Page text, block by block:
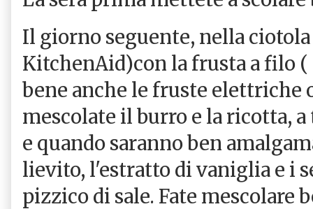
Il giorno seguente, nella
KitchenAid)con la frusta a filo
bene anche le fruste elettriche
mescolate il burro e la ricotta,
e quando saranno ben
lievito, l'estratto di vaniglia e i
pizzico di sale. Fate